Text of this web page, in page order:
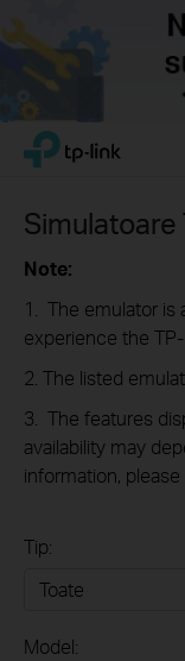
Click
navigation
TP-Link, Reliably Smart
Simulatoare
Note:
1. The emulator is
experience the
2. The listed
3. The features
availability may
information,
Tip:
Model: